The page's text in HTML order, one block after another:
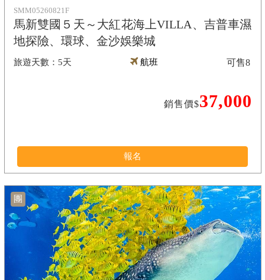
SMM05260821F
馬新雙國５天～大紅花海上VILLA、吉普車濕
地探險、環球、金沙娛樂城
5天 航班
銷售價$37,000
可售8
報名
團